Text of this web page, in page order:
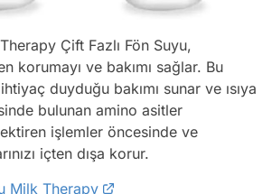
Çift Fazlı Fön Suyu,
korumayı ve bakımı sağlar. Bu
duyduğu bakımı sunar ve ısıya
bulunan amino asitler
işlemler öncesinde ve
içten dışa korur.
Milk Therapy